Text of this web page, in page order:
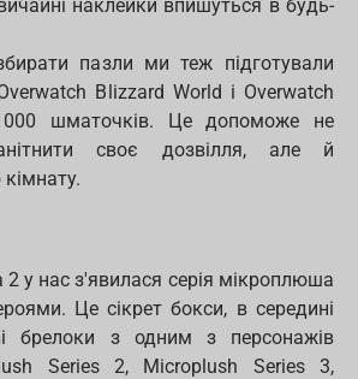
наклейки впишуться в будь-
пазли ми теж підготували
Blizzard World і Overwatch
шматочків. Це допоможе не
своє дозвілля, але й
у нас з'явилася серія мікроплюша
Це сікрет бокси, в середині
брелоки з одним з персонажів
Series 2, Microplush Series 3,